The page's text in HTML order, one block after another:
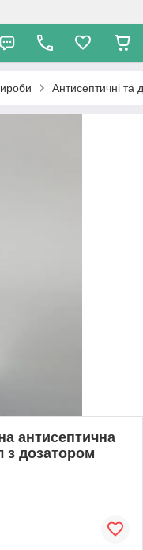
Антисептичні та
антисептична
з дозатором